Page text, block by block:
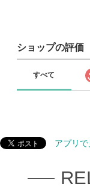
ショップの評価
すべて
アプリで